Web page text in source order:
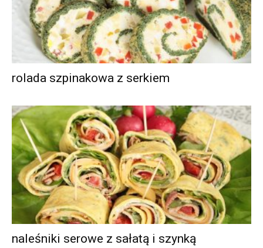
rolada szpinakowa z serkiem
naleśniki serowe z sałatą i szynką